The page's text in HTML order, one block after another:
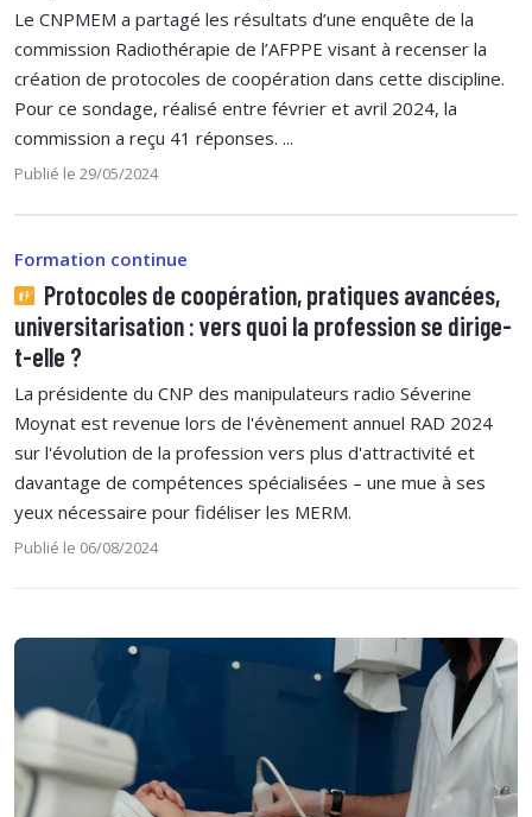
Le CNPMEM a partagé les résultats d’une enquête de la
commission Radiothérapie de l’AFPPE visant à recenser la
création de protocoles de coopération dans cette discipline.
Pour ce sondage, réalisé entre février et avril 2024, la
commission a reçu 41 réponses. ...
Publié le 29/05/2024
Formation continue
Protocoles de coopération, pratiques avancées,
universitarisation : vers quoi la profession se dirige-
t-elle ?
La présidente du CNP des manipulateurs radio Séverine
Moynat est revenue lors de l'évènement annuel RAD 2024
sur l'évolution de la profession vers plus d'attractivité et
davantage de compétences spécialisées – une mue à ses
yeux nécessaire pour fidéliser les MERM.
Publié le 06/08/2024